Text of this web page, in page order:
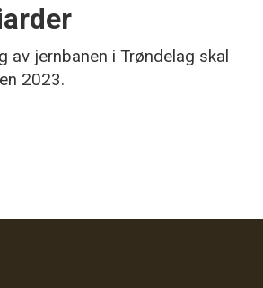
av jernbanen i Trøndelag skal
2023.